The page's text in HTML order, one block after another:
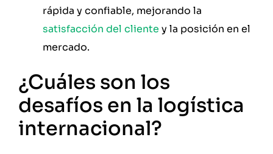
rápida y confiable, mejorando la
satisfacción del cliente y la posición en el
mercado.
¿Cuáles son los
desafíos en la logística
internacional?